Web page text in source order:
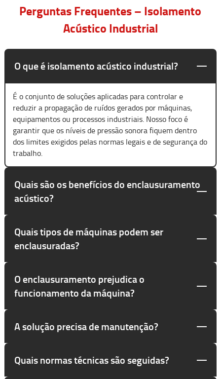
Perguntas Frequentes – Isolamento
Acústico Industrial
O que é isolamento acústico industrial?
É o conjunto de soluções aplicadas para controlar e
reduzir a propagação de ruídos gerados por máquinas,
equipamentos ou processos industriais. Nosso foco é
garantir que os níveis de pressão sonora fiquem dentro
dos limites exigidos pelas normas legais e de segurança do
trabalho.
Quais são os benefícios do enclausuramento
acústico?
Quais tipos de máquinas podem ser
enclausuradas?
O enclausuramento prejudica o
funcionamento da máquina?
A solução precisa de manutenção?
Quais normas técnicas são seguidas?